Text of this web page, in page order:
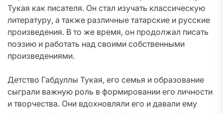
Тукая как писателя. Он стал изучать классическую
литературу, а также различные татарские и русские
произведения. В то же время, он продолжал писать
поэзию и работать над своими собственными
произведениями.
Детство Габдуллы Тукая, его семья и образование
сыграли важную роль в формировании его личности
и творчества. Они вдохновляли его и давали ему